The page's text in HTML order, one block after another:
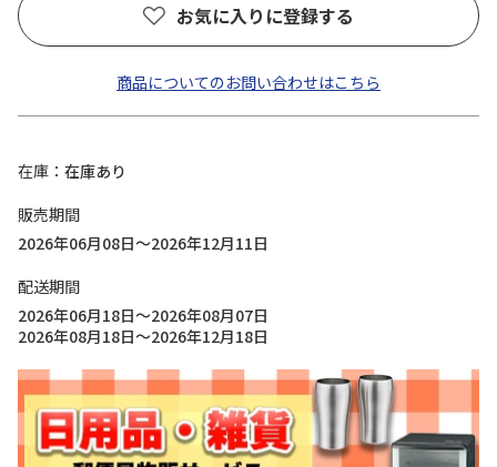
お気に入りに登録する
商品についてのお問い合わせはこちら
在庫
在庫あり
販売期間
2026年06月08日～2026年12月11日
配送期間
2026年06月18日～2026年08月07日
2026年08月18日～2026年12月18日